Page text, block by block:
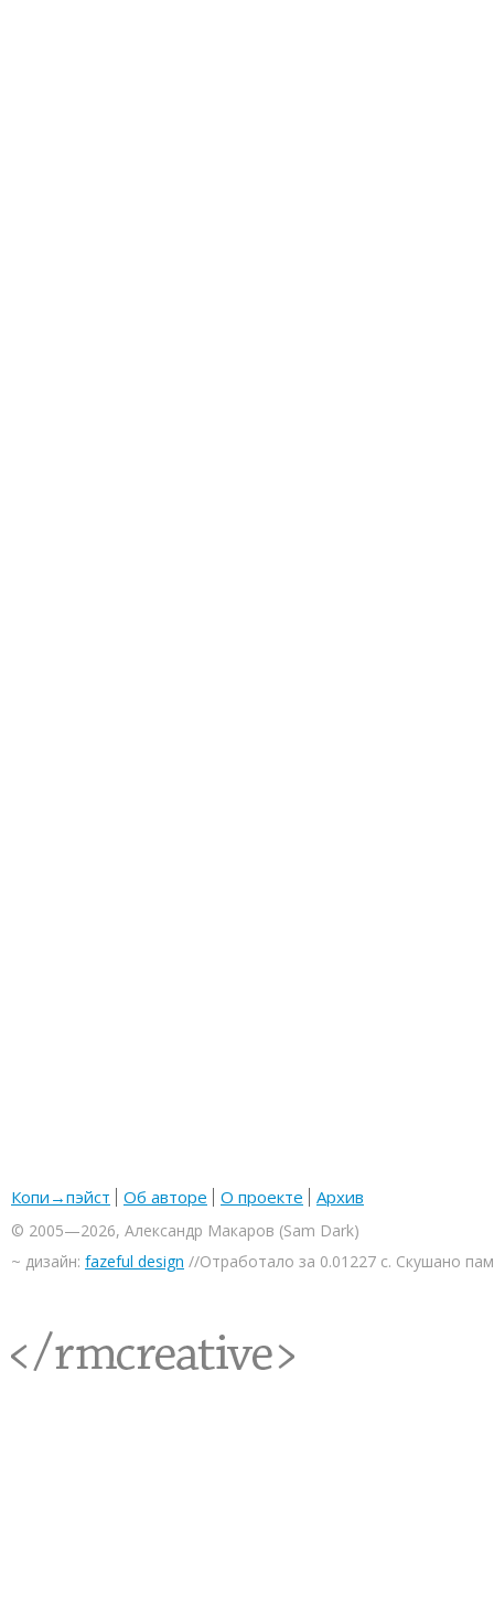
Копи→пэйст Об авторе О проекте Архив
© 2005—2026, Александр Макаров (Sam Dark)
~ дизайн: fazeful design //Отработало за 0.01227 с. Скушано
<rmcreative/>